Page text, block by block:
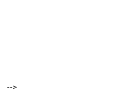
-->